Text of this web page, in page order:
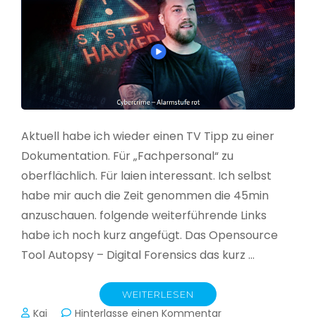
Aktuell habe ich wieder einen TV Tipp zu einer
Dokumentation. Für „Fachpersonal“ zu
oberflächlich. Für laien interessant. Ich selbst
habe mir auch die Zeit genommen die 45min
anzuschauen. folgende weiterführende Links
habe ich noch kurz angefügt. Das Opensource
Tool Autopsy – Digital Forensics das kurz …
WEITERLESEN
Kai Hinterlasse einen Kommentarzu